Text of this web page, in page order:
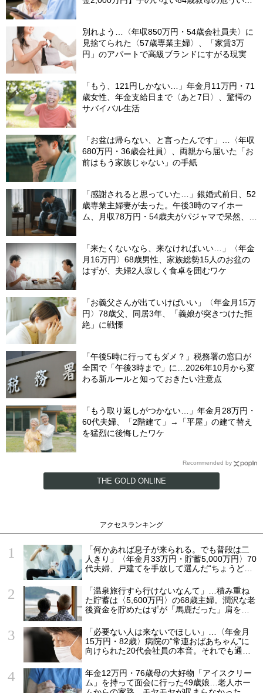
別れよう…〈年収850万円・54歳会社員夫〉に
見捨てられた〈57歳専業主婦〉、「家賃3万
円」のアパートで高級ブランドにすがる現実
「もう、121円しかない…」年金月11万円・71
歳女性、年金支給日まで〈あと7日〉、驚愕の
サバイバル生活
「お盆は帰らない、と言ったんです」…〈年収
680万円・36歳会社員〉、両親から届いた「お
前はもう家族じゃない」の手紙
「感謝されると思っていた…」銀婚式前日、52
歳専業主婦妻が去った。午後3時のマイホー
ム、月収78万円・54歳夫がパジャマで呆然、カ
「来たくないなら、来なければいい…」〈年金
月16万円〉68歳男性、家族総勢15人のお盆の
はずが、夫婦2人寂しく食卓を囲むワケ
「お義父さんが出ていけばいい」〈年金月15万
円〉78歳父、同居3年、「義娘が突きつけた拒
絶」に戦慄
「午後5時に行ってもダメ？」税務署の窓口が
全国で「午後3時まで」に…2026年10月から変
わる新ルールと知っておきたい注意点
「もう取り返しがつかない…」年金月28万円・
60代夫婦、「2階建て」→「平屋」の建て替え
を猛烈に後悔したワケ
Recommended by
THE GOLD ONLINE
アクセスランキング
「何かあれば息子が来られる。でも普段は二
人きり」〈年金月33万円・貯蓄5,000万円〉70
代夫婦、戸建てを手放して選んだ“ちょうどい
「温泉旅行すら行けないなんて」…積み重ね
た貯蓄は〈5,600万円〉の68歳主婦。潤沢な老
後資金を貯めたはずが「馬鹿だった」肩を落
「必要ない人は来ないでほしい」…〈年金月
15万円・82歳〉病院の“常連おばあちゃん”に
向けられた20代会社員の本音。それでも通い
年金12万円・76歳母の大好物「アイスクリー
ム」を持って面会に行った49歳娘…老人ホー